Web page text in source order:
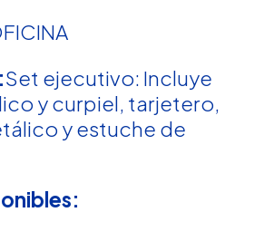
Set ejecutivo: Incluye
y curpiel, tarjetero,
y estuche de